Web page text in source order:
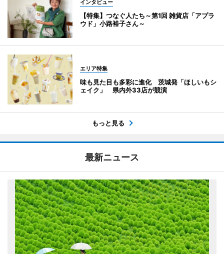
インタビュー
【特集】つなぐ人たち～第1回 雑貨店「アプラ
ウド」小路裕子さん～
エリア特集
味も見た目も多彩に進化 茨城発「ほしいもシ
ェイク」 県内外33店が競演
もっと見る
最新ニュース